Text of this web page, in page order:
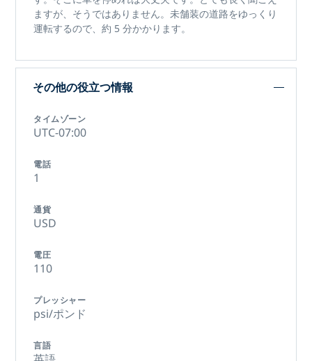
ますが、そうではありません。未舗装の道路をゆっくり
運転するので、約 5 分かかります。
その他の役立つ情報
タイムゾーン
UTC-07:00
電話
1
通貨
USD
電圧
110
プレッシャー
psi/ポンド
言語